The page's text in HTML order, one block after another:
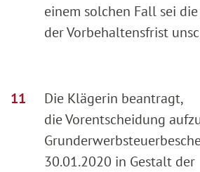
einem solchen Fall sei
der Vorbehaltensfrist
Die Klägerin beantragt,
die Vorentscheidung
30.01.2020 in Gestalt der